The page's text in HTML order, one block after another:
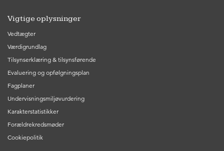
Vigtige oplysninger
Vedtægter
Værdigrundlag
Tilsynserklæring & tilsynsførende
Evaluering og opfølgningsplan
Fagplaner
Undervisningsmiljøvurdering
Karakterstatistikker
Forældrekredsmøder
Cookiepolitik